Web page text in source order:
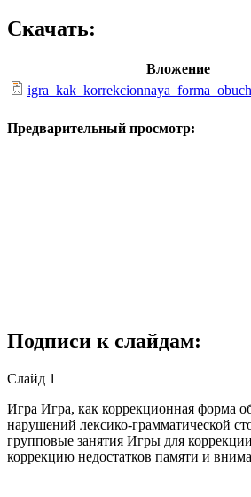
Скачать:
Вложение
Предварительный просмотр:
Подписи к слайдам:
Слайд 1
Игра Игра, как коррекционная форма
нарушений лексико-грамматической
групповые занятия Игры для
коррекцию недостатков памяти и